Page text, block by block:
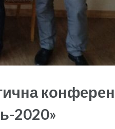
2020»